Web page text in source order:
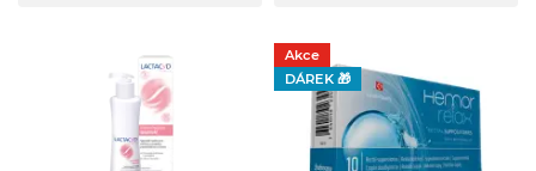
Akce
DÁREK 🎁